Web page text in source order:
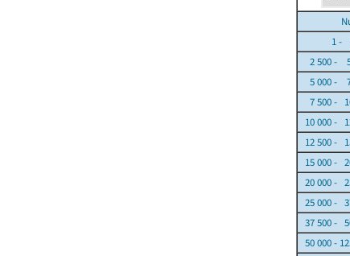
1 - 2
2 500 -
5 000 -
7 500 -
10 000 -
12 500 -
15 000 -
20 000 -
25 000 -
37 500 -
50 000 -